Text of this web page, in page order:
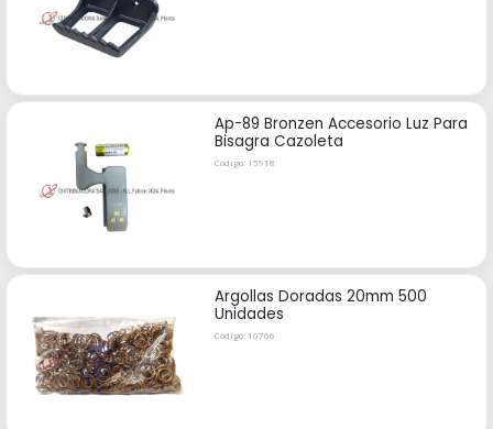
Ap-89 Bronzen Accesorio Luz Para
Bisagra Cazoleta
Código: 15918
Argollas Doradas 20mm 500
Unidades
Código: 16766